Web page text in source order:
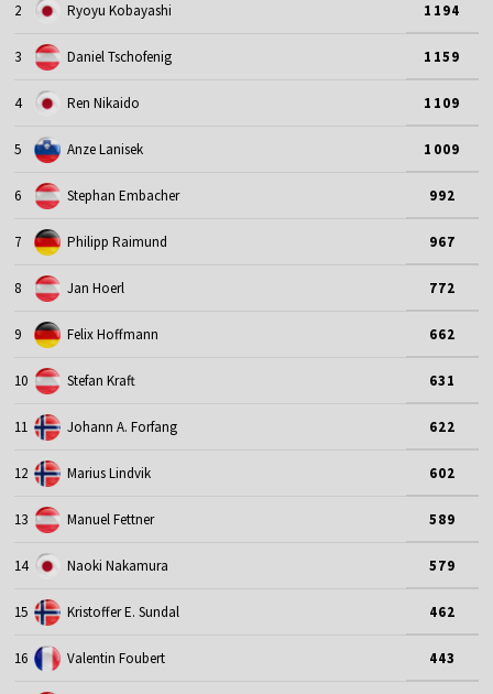
2 Ryoyu Kobayashi 1194
3 Daniel Tschofenig 1159
4 Ren Nikaido 1109
5 Anze Lanisek 1009
6 Stephan Embacher 992
7 Philipp Raimund 967
8 Jan Hoerl 772
9 Felix Hoffmann 662
10 Stefan Kraft 631
11 Johann A. Forfang 622
12 Marius Lindvik 602
13 Manuel Fettner 589
14 Naoki Nakamura 579
15 Kristoffer E. Sundal 462
16 Valentin Foubert 443